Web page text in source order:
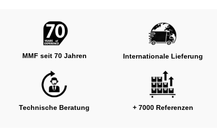
MMF seit 70 Jahren Internationale Lieferung
Technische Beratung + 7000 Referenzen